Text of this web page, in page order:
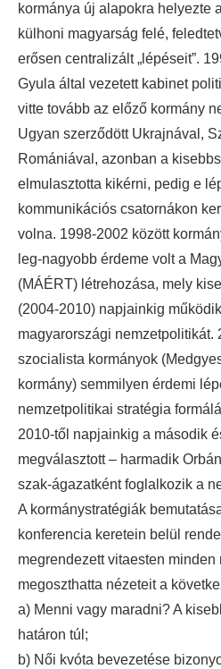
kormánya új alapokra helyezte
külhoni magyarság felé,
erősen centralizált „lépéseit”.
Gyula által vezetett kabinet
vitte tovább az előző kormány
Ugyan szerződött Ukrajnával,
Romániával, azonban a
elmulasztotta kikérni, pedig e
kommunikációs csatornákon
volna. 1998-2002 között
leg-nagyobb érdeme volt a
(MÁÉRT) létrehozása, mely
(2004-2010) napjainkig
magyarországi nemzetpolitikát.
szocialista kormányok
kormány) semmilyen érdemi
nemzetpolitikai stratégia
2010-től napjainkig a második
megválasztott – harmadik
szak-ágazatként foglalkozik a
A kormánystratégiák
konferencia keretein belül
megrendezett vitaesten
megoszthatta nézeteit a
a) Menni vagy maradni? A
határon túl;
b) Női kvóta bevezetése